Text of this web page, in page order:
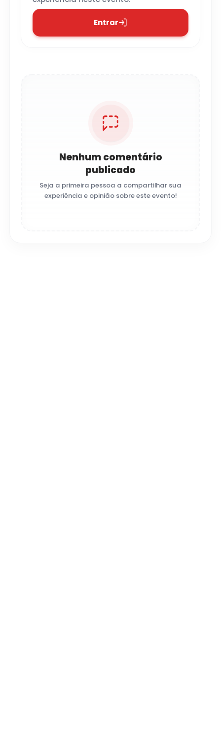
Entrar
Nenhum comentário
publicado
Seja a primeira pessoa a compartilhar sua
experiência e opinião sobre este evento!